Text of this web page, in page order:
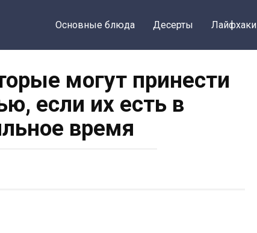
Основные блюда Десерты Лайфхаки
могут принести
если их есть в
время